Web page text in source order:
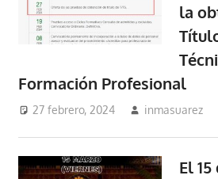
la
Formación Profesional
27 febrero, 2024 inmasuarez
El